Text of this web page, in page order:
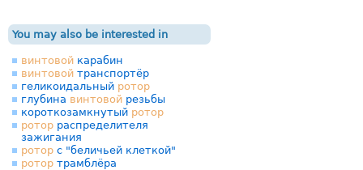
You may also be interested in
винтовой карабин
винтовой транспортёр
геликоидальный ротор
глубина винтовой резьбы
короткозамкнутый ротор
ротор распределителя
зажигания
ротор с "беличьей клеткой"
ротор трамблёра